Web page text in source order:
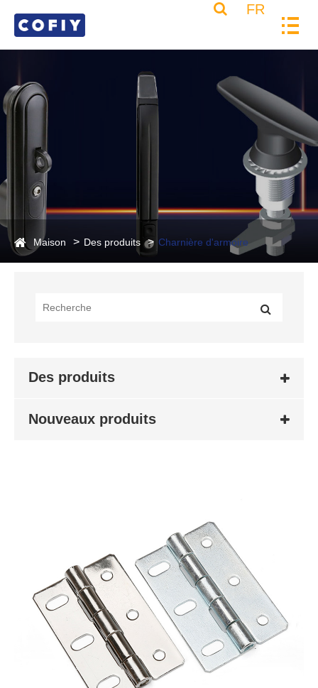
FR
Maison Des produits Charnière d'armoire
Des produits
Nouveaux produits